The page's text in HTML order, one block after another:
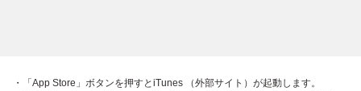
・「App Store」ボタンを押すとiTunes （外部サイト）が起動します。